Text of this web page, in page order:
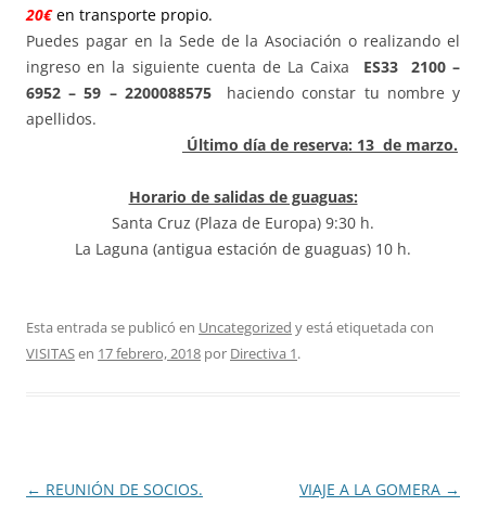
20€en transporte propio.
Puedes pagar en la Sede de la Asociación o realizando el
ingreso en la siguiente cuenta de La Caixa ES33
2100 –
6952 – 59 – 2200088575 haciendo constar tu nombre y
apellidos.
Último día de reserva: 13 de marzo.
Horario de salidas de guaguas:
Santa Cruz (Plaza de Europa) 9:30 h.
La Laguna (antigua estación de guaguas) 10 h.
Esta entrada se publicó en Uncategorized y está etiquetada con
VISITASen 17 febrero, 2018 por Directiva 1.
Navegación
← REUNIÓN DE SOCIOS.
VIAJE A LA GOMERA →